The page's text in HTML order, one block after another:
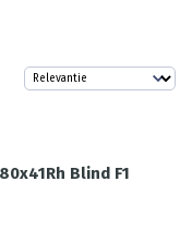
Blind F1